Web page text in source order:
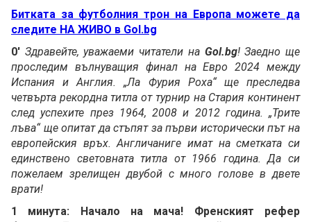
Битката за футболния трон на Европа можете да
следите НА ЖИВО в Gol.bg
0' Здравейте, уважаеми читатели на Gol.bg! Заедно ще
проследим вълнуващия финал на Евро 2024 между
Испания и Англия. „Ла Фурия Роха“ ще преследва
четвърта рекордна титла от турнир на Стария континент
след успехите през 1964, 2008 и 2012 година. „Трите
лъва“ ще опитат да стъпят за първи исторически път на
европейския връх. Англичаниге имат на сметката си
единствено световната титла от 1966 година. Да си
пожелаем зрелищен двубой с много голове в двете
врати!
1 минута: Начало на мача! Френският рефер